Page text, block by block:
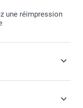
une réimpression
et hors frais de